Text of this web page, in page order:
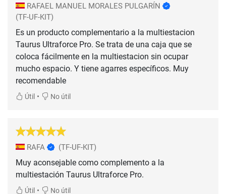
RAFAEL MANUEL MORALES PULGARÍN
(TF-UF-KIT)
Es un producto complementario a la multiestacion
Taurus Ultraforce Pro. Se trata de una caja que se
coloca fácilmente en la multiestacion sin ocupar
mucho espacio. Y tiene agarres específicos. Muy
recomendable
Útil • No útil
RAFA (TF-UF-KIT)
Muy aconsejable como complemento a la
multiestación Taurus Ultraforce Pro.
Útil • No útil